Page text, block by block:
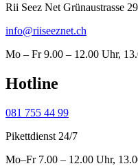
Rii Seez Net Grünaustrasse
info@riiseeznet.ch
Mo – Fr 9.00 – 12.00 Uhr,
Hotline
081 755 44 99
Pikettdienst 24/7
Mo–Fr 7.00 – 12.00 Uhr,